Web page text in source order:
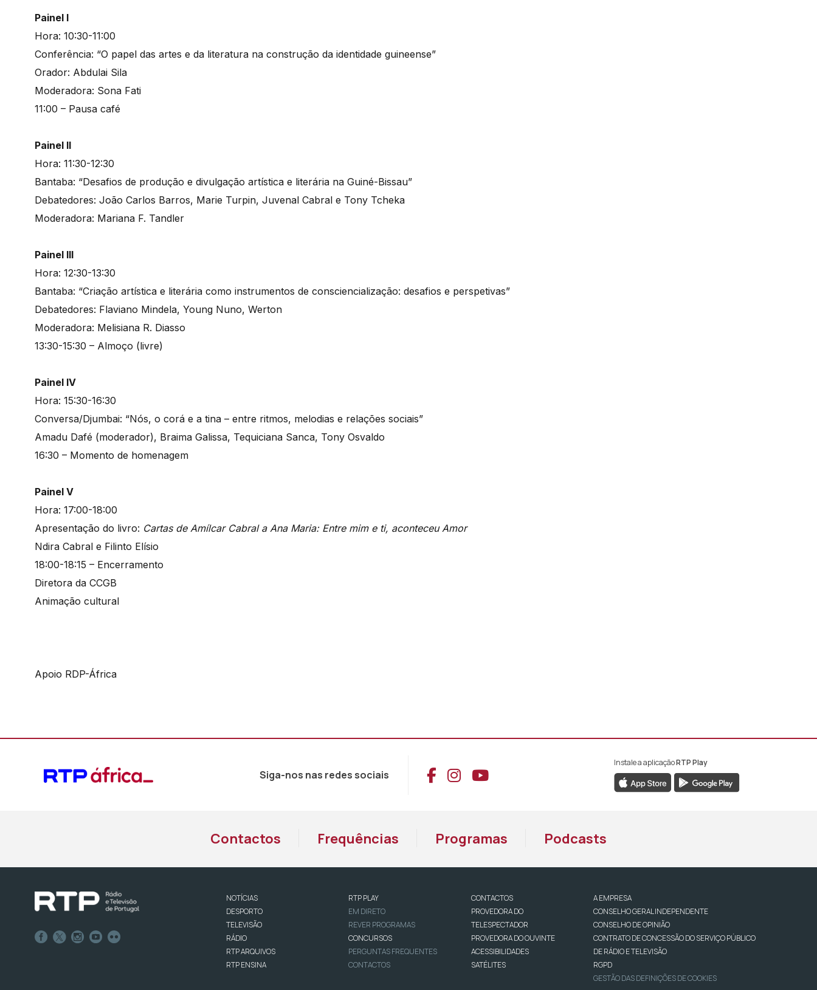
Painel I
Hora: 10:30-11:00
Conferência: “O papel das artes e da literatura na construção da identidade guineense”
Orador: Abdulai Sila
Moderadora: Sona Fati
11:00 – Pausa café
Painel II
Hora: 11:30-12:30
Bantaba: “Desafios de produção e divulgação artística e literária na Guiné-Bissau”
Debatedores: João Carlos Barros, Marie Turpin, Juvenal Cabral e Tony Tcheka
Moderadora: Mariana F. Tandler
Painel III
Hora: 12:30-13:30
Bantaba: “Criação artística e literária como instrumentos de consciencialização: desafios e perspetivas”
Debatedores: Flaviano Mindela, Young Nuno, Werton
Moderadora: Melisiana R. Diasso
13:30-15:30 – Almoço (livre)
Painel IV
Hora: 15:30-16:30
Conversa/Djumbai: “Nós, o corá e a tina – entre ritmos, melodias e relações sociais”
Amadu Dafé (moderador), Braima Galissa, Tequiciana Sanca, Tony Osvaldo
16:30 – Momento de homenagem
Painel V
Hora: 17:00-18:00
Apresentação do livro: Cartas de Amílcar Cabral a Ana Maria: Entre mim e ti, aconteceu Amor
Ndira Cabral e Filinto Elísio
18:00-18:15 – Encerramento
Diretora da CCGB
Animação cultural
Apoio RDP-África
Siga-nos nas redes sociais Aceder ao Facebook da RTP África
Aceder ao Instagram da RTP África
Aceder ao YouTube da RTP África
Instale a aplicaçãoRTP Play
Contactos Frequências Programas Podcasts
NOTÍCIAS
DESPORTO
TELEVISÃO
RÁDIO
RTP ARQUIVOS
RTP ENSINA
RTP PLAY
EM DIRETO
REVER PROGRAMAS
CONCURSOS
PERGUNTAS FREQUENTES
CONTACTOS
CONTACTOS
PROVEDORA DO
TELESPECTADOR
PROVEDORA DO OUVINTE
ACESSIBILIDADES
SATÉLITES
A EMPRESA
CONSELHO GERAL INDEPENDENTE
CONSELHO DE OPINIÃO
CONTRATO DE CONCESSÃO DO SERVIÇO PÚBLICO
DE RÁDIO E TELEVISÃO
RGPD
GESTÃO DAS DEFINIÇÕES DE COOKIES